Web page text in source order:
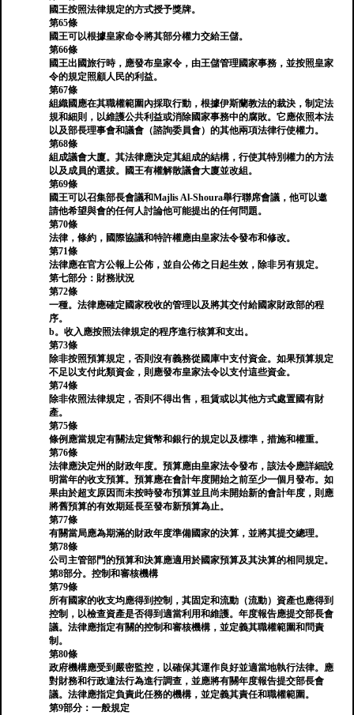
國王按照法律規定的方式授予獎牌。
第65條
國王可以根據皇家命令將其部分權力交給王儲。
第66條
國王出國旅行時，應發布皇家令，由王儲管理國家事務，並按照皇家
令的規定照顧人民的利益。
第67條
組織國應在其職權範圍內採取行動，根據伊斯蘭教法的裁決，制定法
規和細則，以維護公共利益或消除國家事務中的腐敗。它應依照本法
以及部長理事會和議會（諮詢委員會）的其他兩項法律行使權力。
第68條
組成議會大廈。其法律應決定其組成的結構，行使其特別權力的方法
以及成員的選拔。國王有權解散議會大廈並改組。
第69條
國王可以召集部長會議和Majlis Al-Shoura舉行聯席會議，他可以邀
請他希望與會的任何人討論他可能提出的任何問題。
第70條
法律，條約，國際協議和特許權應由皇家法令發布和修改。
第71條
法律應在官方公報上公佈，並自公佈之日起生效，除非另有規定。
第七部分：財務狀況
第72條
一種。法律應確定國家稅收的管理以及將其交付給國家財政部的程
序。
b。收入應按照法律規定的程序進行核算和支出。
第73條
除非按照預算規定，否則沒有義務從國庫中支付資金。如果預算規定
不足以支付此類資金，則應發布皇家法令以支付這些資金。
第74條
除非依照法律規定，否則不得出售，租賃或以其他方式處置國有財
產。
第75條
條例應當規定有關法定貨幣和銀行的規定以及標準，措施和權重。
第76條
法律應決定州的財政年度。預算應由皇家法令發布，該法令應詳細說
明當年的收支預算。預算應在會計年度開始之前至少一個月發布。如
果由於超支原因而未按時發布預算並且尚未開始新的會計年度，則應
將舊預算的有效期延長至發布新預算為止。
第77條
有關當局應為期滿的財政年度準備國家的決算，並將其提交總理。
第78條
公司主管部門的預算和決算應適用於國家預算及其決算的相同規定。
第8部分。控制和審核機構
第79條
所有國家的收支均應得到控制，其固定和流動（流動）資產也應得到
控制，以檢查資產是否得到適當利用和維護。年度報告應提交部長會
議。法律應指定有關的控制和審核機構，並定義其職權範圍和問責
制。
第80條
政府機構應受到嚴密監控，以確保其運作良好並適當地執行法律。應
對財務和行政違法行為進行調查，並應將有關年度報告提交部長會
議。法律應指定負責此任務的機構，並定義其責任和職權範圍。
第9部分：一般規定